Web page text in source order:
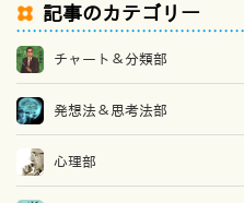
記事のカテゴリー
チャート＆分類部
発想法＆思考法部
心理部